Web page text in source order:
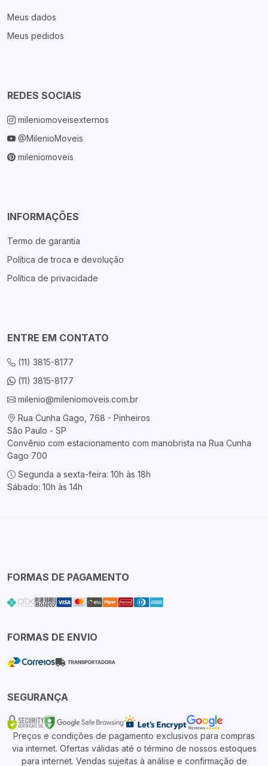
Meus dados
Meus pedidos
REDES SOCIAIS
mileniomoveisexternos
@MilenioMoveis
mileniomoveis
INFORMAÇÕES
Termo de garantia
Política de troca e devolução
Política de privacidade
ENTRE EM CONTATO
(11) 3815-8177
(11) 3815-8177
milenio@mileniomoveis.com.br
Rua Cunha Gago, 768 - Pinheiros
São Paulo - SP
Convênio com estacionamento com manobrista na Rua Cunha
Gago 700
Segunda a sexta-feira: 10h às 18h
Sábado: 10h às 14h
FORMAS DE PAGAMENTO
FORMAS DE ENVIO
SEGURANÇA
Preços e condições de pagamento exclusivos para compras
via internet. Ofertas válidas até o término de nossos estoques
para internet. Vendas sujeitas à análise e confirmação de